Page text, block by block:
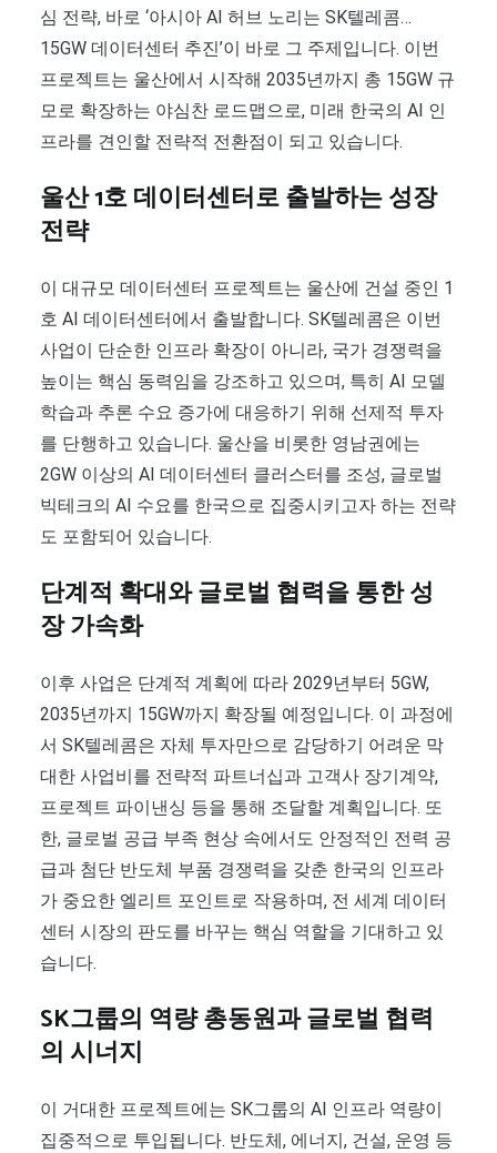
심 전략, 바로 ‘아시아 AI 허브 노리는 SK텔레콤…
15GW 데이터센터 추진’이 바로 그 주제입니다. 이번
프로젝트는 울산에서 시작해 2035년까지 총 15GW 규
모로 확장하는 야심찬 로드맵으로, 미래 한국의 AI 인
프라를 견인할 전략적 전환점이 되고 있습니다.
울산 1호 데이터센터로 출발하는 성장
전략
이 대규모 데이터센터 프로젝트는 울산에 건설 중인 1
호 AI 데이터센터에서 출발합니다. SK텔레콤은 이번
사업이 단순한 인프라 확장이 아니라, 국가 경쟁력을
높이는 핵심 동력임을 강조하고 있으며, 특히 AI 모델
학습과 추론 수요 증가에 대응하기 위해 선제적 투자
를 단행하고 있습니다. 울산을 비롯한 영남권에는
2GW 이상의 AI 데이터센터 클러스터를 조성, 글로벌
빅테크의 AI 수요를 한국으로 집중시키고자 하는 전략
도 포함되어 있습니다.
단계적 확대와 글로벌 협력을 통한 성
장 가속화
이후 사업은 단계적 계획에 따라 2029년부터 5GW,
2035년까지 15GW까지 확장될 예정입니다. 이 과정에
서 SK텔레콤은 자체 투자만으로 감당하기 어려운 막
대한 사업비를 전략적 파트너십과 고객사 장기계약,
프로젝트 파이낸싱 등을 통해 조달할 계획입니다. 또
한, 글로벌 공급 부족 현상 속에서도 안정적인 전력 공
급과 첨단 반도체 부품 경쟁력을 갖춘 한국의 인프라
가 중요한 엘리트 포인트로 작용하며, 전 세계 데이터
센터 시장의 판도를 바꾸는 핵심 역할을 기대하고 있
습니다.
SK그룹의 역량 총동원과 글로벌 협력
의 시너지
이 거대한 프로젝트에는 SK그룹의 AI 인프라 역량이
집중적으로 투입됩니다. 반도체, 에너지, 건설, 운영 등